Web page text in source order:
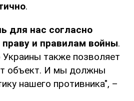
.
для нас согласно
и правилам войны.
Украины также позволяет
объект. И мы должны
нашего противника", –